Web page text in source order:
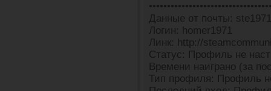
Данные от почты:
Логин: homer1971
Линк: http://
Статус: Профиль не
Времени наиграно (за
Тип профиля: Профиль